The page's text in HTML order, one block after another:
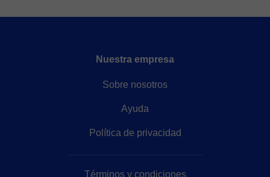
Nuestra empresa
Sobre nosotros
Ayuda
Política de privacidad
Términos y condiciones